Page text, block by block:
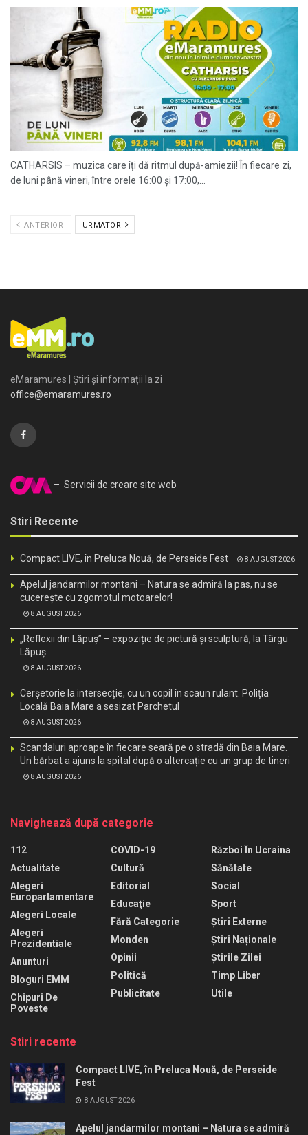
CATHARSIS – muzica care îți dă ritmul după-amiezii! În fiecare zi,
de luni până vineri, între orele 16:00 și 17:00,...
ANTERIOR URMATOR
eMaramures | Știri și informații la zi
office@emaramures.ro
– Servicii de creare site web
Stiri Recente
Compact LIVE, în Preluca Nouă, de Perseide Fest 8 AUGUST 2026
Apelul jandarmilor montani – Natura se admiră la pas, nu se
cucerește cu zgomotul motoarelor!
8 AUGUST 2026
„Reflexii din Lăpuș” – expoziție de pictură și sculptură, la Târgu
Lăpuș
8 AUGUST 2026
Cerșetorie la intersecție, cu un copil în scaun rulant. Poliția
Locală Baia Mare a sesizat Parchetul
8 AUGUST 2026
Scandaluri aproape în fiecare seară pe o stradă din Baia Mare.
Un bărbat a ajuns la spital după o altercație cu un grup de tineri
8 AUGUST 2026
Navighează după categorie
112
Actualitate
Alegeri
Europarlamentare
Alegeri Locale
Alegeri
Prezidentiale
Anunturi
Bloguri EMM
Chipuri De
Poveste
COVID-19
Cultură
Editorial
Educaţie
Fără Categorie
Monden
Opinii
Politică
Publicitate
Război În Ucraina
Sănătate
Social
Sport
Știri Externe
Știri Naționale
Știrile Zilei
Timp Liber
Utile
Stiri recente
Compact LIVE, în Preluca Nouă, de Perseide
Fest
8 AUGUST 2026
Apelul jandarmilor montani – Natura se admiră